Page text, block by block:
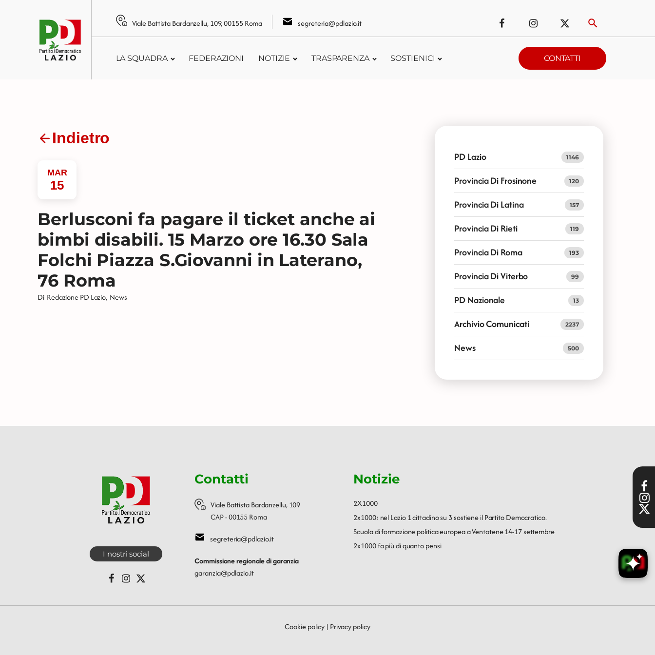
Viale Battista Bardanzellu, 109, 00155 Roma segreteria@pdlazio.it
LA SQUADRA FEDERAZIONI NOTIZIE TRASPARENZA SOSTIENICI CONTATTI
Indietro
MAR
15
Berlusconi fa pagare il ticket anche ai
bimbi disabili. 15 Marzo ore 16.30 Sala
Folchi Piazza S.Giovanni in Laterano,
76 Roma
Di Redazione PD Lazio, News
PD Lazio 1146
Provincia Di Frosinone 120
Provincia Di Latina 157
Provincia Di Rieti 119
Provincia Di Roma 193
Provincia Di Viterbo 99
PD Nazionale 13
Archivio Comunicati 2237
News 500
I nostri social
Contatti
Viale Battista Bardanzellu, 109
CAP - 00155 Roma
segreteria@pdlazio.it
Commissione regionale di garanzia
garanzia@pdlazio.it
Notizie
2X1000
2x1000: nel Lazio 1 cittadino su 3 sostiene il Partito Democratico.
Scuola di formazione politica europea a Ventotene 14-17 settembre
2x1000 fa più di quanto pensi
Cookie policy | Privacy policy